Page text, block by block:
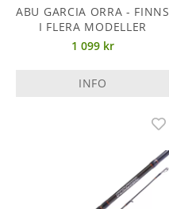
ABU GARCIA ORRA - FINNS
I FLERA MODELLER
1 099 kr
INFO